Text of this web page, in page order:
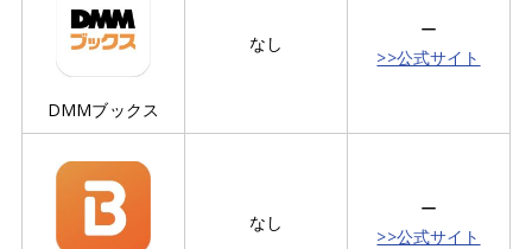
DMMブックス
なし
ー
>>公式サイト
なし
ー
>>公式サイト